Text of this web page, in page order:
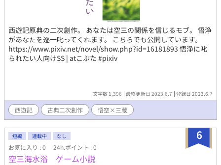
西遊記原典の二次創作。 あなたは空三の関係を信じるモブ。 悟浄
があなたを逐一叱ってくれます。 こちらでも公開しています。
https://www.pixiv.net/novel/show.php?id=16181893 悟浄に叱
られたい人向けSS | atこぶた #pixiv
文字数 1,396 最終更新日 2023.6.7 登録日 2023.6.7
西遊記 古典二次創作 悟空×三蔵
6
短編 連載中 なし
お気に入り : 0 24h.ポイント : 0
空三海水浴 ゲーム小説